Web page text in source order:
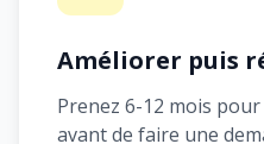
Améliorer puis
Prenez 6-12 mois
avant de faire une